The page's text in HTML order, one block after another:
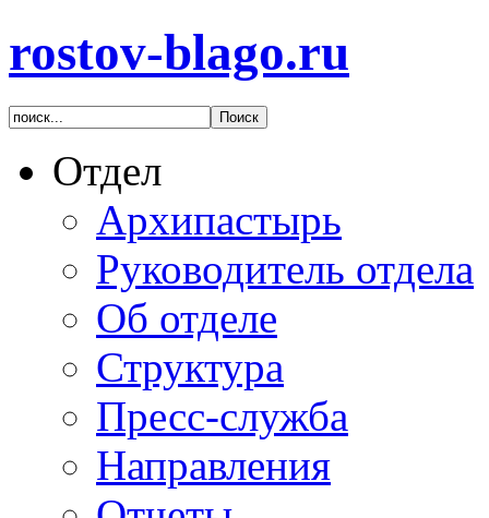
rostov-blago.ru
Отдел
Архипастырь
Руководитель отдела
Об отделе
Структура
Пресс-служба
Направления